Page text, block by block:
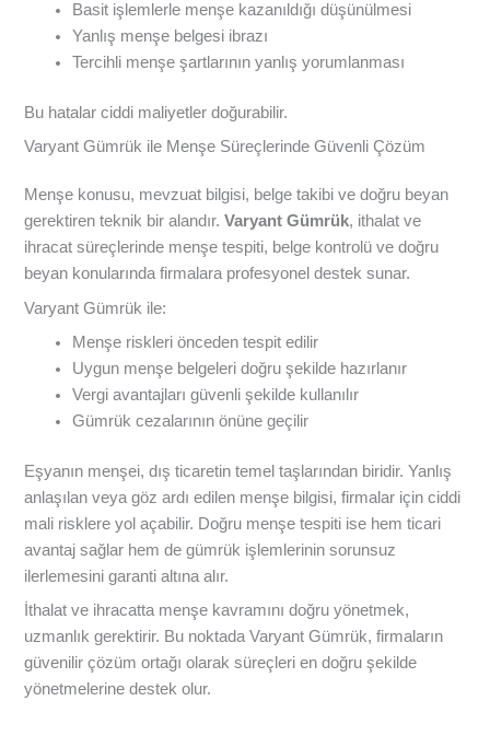
Basit işlemlerle menşe kazanıldığı düşünülmesi
Yanlış menşe belgesi ibrazı
Tercihli menşe şartlarının yanlış yorumlanması
Bu hatalar ciddi maliyetler doğurabilir.
Varyant Gümrük ile Menşe Süreçlerinde Güvenli Çözüm
Menşe konusu, mevzuat bilgisi, belge takibi ve doğru beyan
gerektiren teknik bir alandır.Varyant Gümrük, ithalat ve
ihracat süreçlerinde menşe tespiti, belge kontrolü ve doğru
beyan konularında firmalara profesyonel destek sunar.
Varyant Gümrük ile:
Menşe riskleri önceden tespit edilir
Uygun menşe belgeleri doğru şekilde hazırlanır
Vergi avantajları güvenli şekilde kullanılır
Gümrük cezalarının önüne geçilir
Eşyanın menşei, dış ticaretin temel taşlarından biridir. Yanlış
anlaşılan veya göz ardı edilen menşe bilgisi, firmalar için ciddi
mali risklere yol açabilir. Doğru menşe tespiti ise hem ticari
avantaj sağlar hem de gümrük işlemlerinin sorunsuz
ilerlemesini garanti altına alır.
İthalat ve ihracatta menşe kavramını doğru yönetmek,
uzmanlık gerektirir. Bu noktada Varyant Gümrük, firmaların
güvenilir çözüm ortağı olarak süreçleri en doğru şekilde
yönetmelerine destek olur.